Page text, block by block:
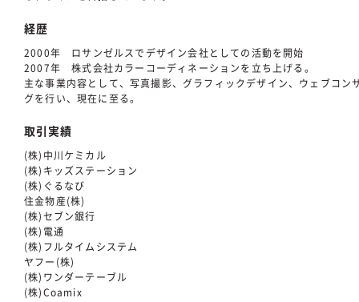
経歴
2000年 ロサンゼルスでデザイン会社としての活動を開始
2007年 株式会社カラーコーディネーションを立ち上げる。
主な事業内容として、写真撮影、グラフィックデザイン、ウェブコン
グを行い、現在に至る。
取引実績
(株)中川ケミカル
(株)キッズステーション
(株)ぐるなび
住金物産(株)
(株)セブン銀行
(株)電通
(株)フルタイムシステム
ヤフー(株)
(株)ワンダーテーブル
(株)Coamix